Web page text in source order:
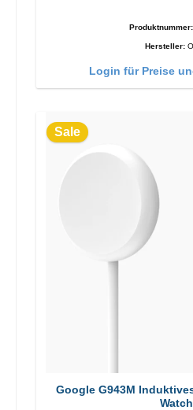
Produktnummer:
Hersteller:
Login für Preise
Sale
Google G943M
Watch